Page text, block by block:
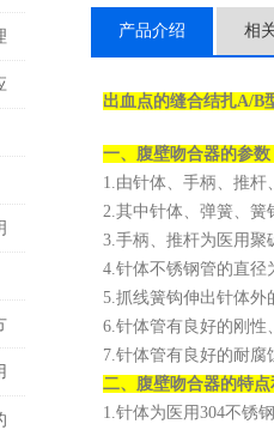
产品介绍 相
出血点的缝合结扎A/B
一、腹壁吻合器的参数
1.由针体、手柄、推
2.其中针体、弹簧、簧
3.手柄、推杆为医用聚
4.针体不锈钢管的直径
5.抓线簧钩伸出针体外
6.针体管有良好的刚性
7.针体管有良好的耐腐
二、腹壁吻合器的特
1.针体为医用304不锈